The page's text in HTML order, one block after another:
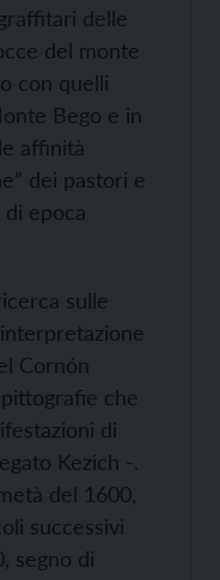
delle
del monte
con quelli
Bego e in
affinità
dei pastori e
epoca
sulle
Cornón
che
di
Kezich -.
del 1600,
successivi
segno di